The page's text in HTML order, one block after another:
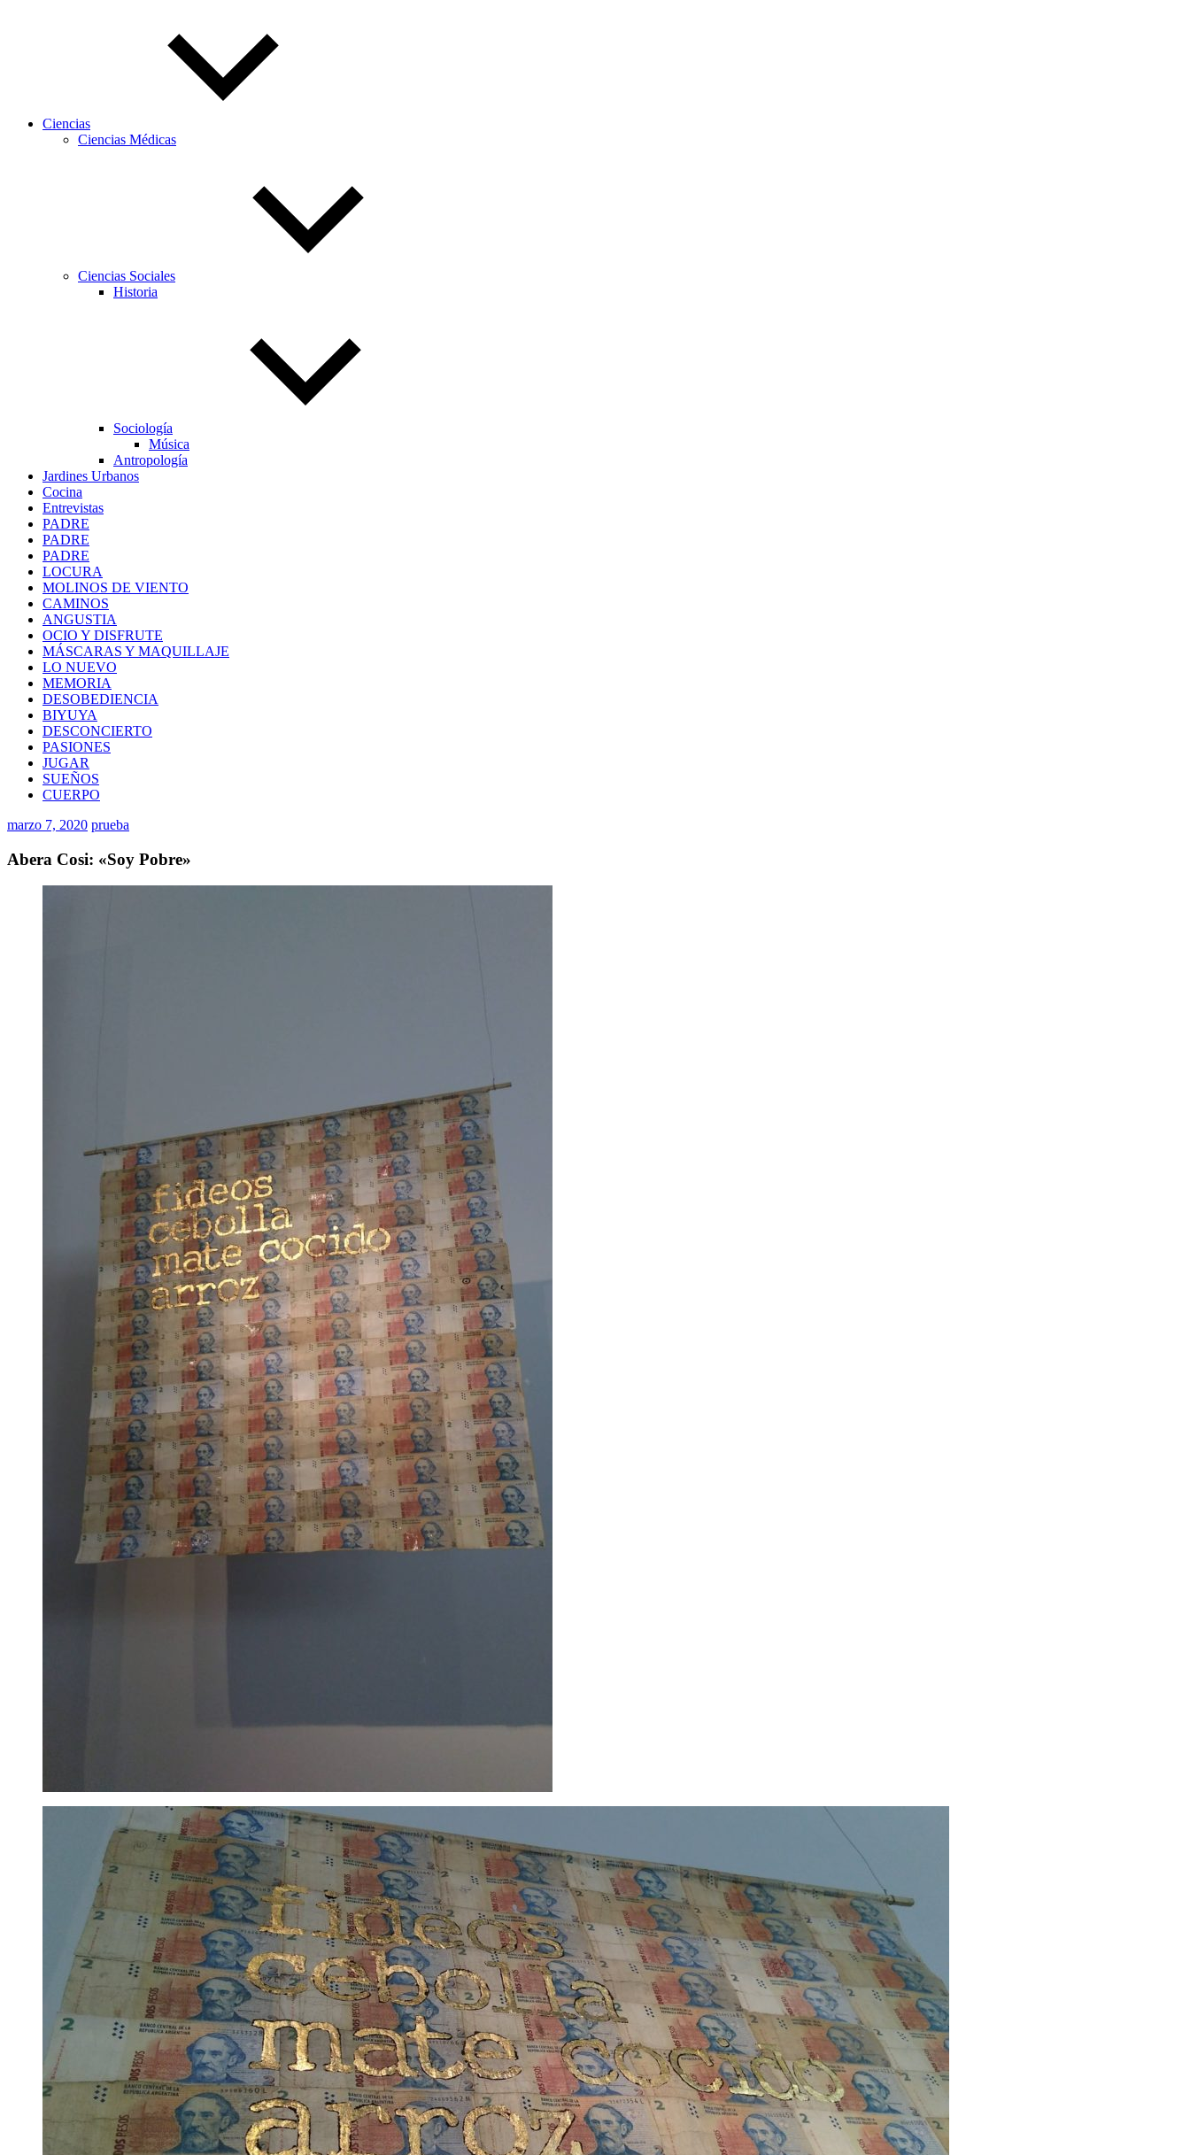
Ciencias
Ciencias Médicas
Ciencias Sociales
Historia
Sociología
Música
Antropología
Jardines Urbanos
Cocina
Entrevistas
PADRE
PADRE
PADRE
LOCURA
MOLINOS DE VIENTO
CAMINOS
ANGUSTIA
OCIO Y DISFRUTE
MÁSCARAS Y MAQUILLAJE
LO NUEVO
MEMORIA
DESOBEDIENCIA
BIYUYA
DESCONCIERTO
PASIONES
JUGAR
SUEÑOS
CUERPO
marzo 7, 2020 prueba
Abera Cosi: «Soy Pobre»